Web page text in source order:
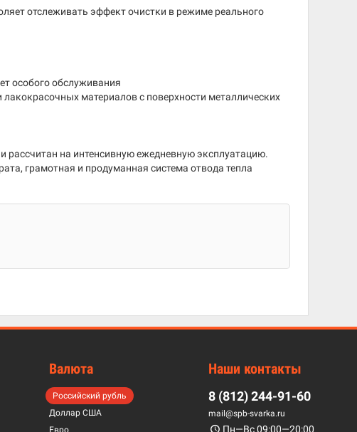
отслеживать эффект очистки в режиме реального
особого обслуживания
материалов с поверхности металлических
рассчитан на интенсивную ежедневную эксплуатацию.
грамотная и продуманная система отвода тепла
Валюта
Российский рубль
Доллар США
Евро
Наши контакты
8 (812) 244-91-60
mail@spb-svarka.ru
Пн—Вс 09:00—20:00